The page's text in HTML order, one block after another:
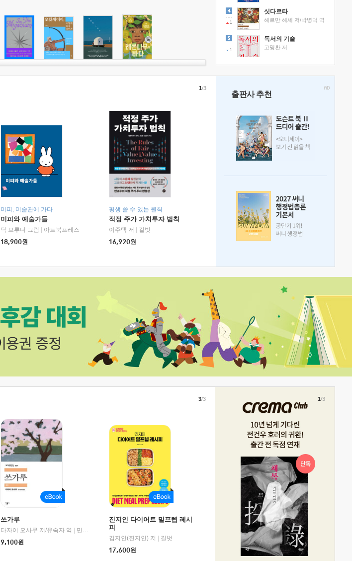
1
싯다르타
헤르만 헤세 저/박병덕 역
1
독서의 기술
고명환 저
미피, 미술관에 가다
미피와 예술가들
딕 브루너 그림
아트북프레스
18,900원
평생 쓸 수 있는 원칙
적정 주가 가치투자 법칙
이주택 저
길벗
16,920원
1/3
출판사 추천
|
교보문고
쓰가루
다자이 오사무 저/유숙자 역
민음사
9,100원
진지인 다이어트 밀프렙 레시
피
김지인(진지인) 저
길벗
17,600원
3/3 1/3